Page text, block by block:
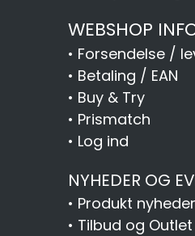
WEBSHOP
• Forsendelse /
• Betaling / EAN
• Buy & Try
• Prismatch
• Log ind
NYHEDER OG
• Produkt nyheder
• Tilbud og Outlet